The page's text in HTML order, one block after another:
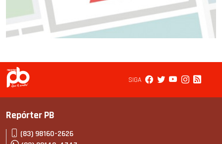
SIGA
Repórter PB
(83) 98160-2626